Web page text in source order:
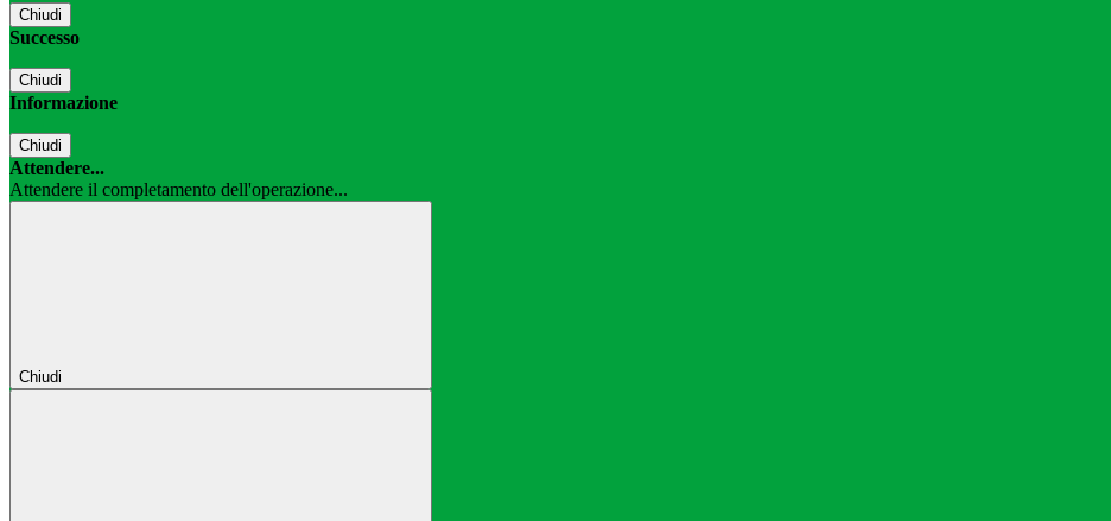
Chiudi
Successo
Chiudi
Informazione
Chiudi
Attendere...
Attendere il completamento dell'operazione...
Chiudi